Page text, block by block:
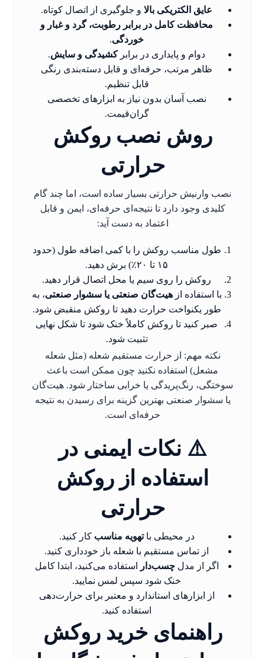
عایق الکتریکی بالا و جلوگیری از اتصال کوتاه.
محافظت کامل در برابر رطوبت، گرد و غبار و
خوردگی.
دوام و پایداری در برابرکشیدگی و سایش.
ظاهر مرتب، حرفه‌ای و قابل دسته‌بندی رنگی
قابل تنظیم.
نصب آسان بدون نیاز به ابزارهای تخصصی
گران‌قیمت.
روش نصب روکش
حرارتی
نصب وارنیش حرارتی بسیار ساده است، اما چند گام
کلیدی وجود دارد تا نتیجه‌ای حرفه‌ای، ایمن و قابل
اعتماد به دست آید:
طول مناسب روکش را با کمی اضافه طول (حدود
۱۵ تا ۲۰٪) برش دهید.
روکش را روی سیم یا محل اتصال قرار دهید.
با استفاده ازهیت‌گان صنعتی یا سشوار صنعتی، به
طور یکنواخت حرارت دهید تا روکش منقبض شود.
صبر کنید تا روکش کاملاً خنک شود تا شکل نهایی
تثبیت شود.
نکته مهم: از حرارت مستقیم شعله (مثل شعله
مشعل) استفاده نکنید چون ممکن است باعث
سوختگی، رنگ‌پریدگی یا خرابی ساختار شود. هیت‌گان
یا سشوار صنعتی بهترین گزینه برای رسیدن به نتیجه
حرفه‌ای است.
⚠️ نکات ایمنی در
استفاده از روکش
حرارتی
در محیطی باتهویه مناسب کار کنید.
از تماس مستقیم با شعله باز خودداری کنید.
اگر از مدلچسب‌دار
استفاده می‌کنید، ابتدا کامل
خنک شود سپس لمس نمایید.
از ابزارهای استاندارد و معتبر برای حرارت‌دهی
استفاده کنید.
راهنمای خرید روکش